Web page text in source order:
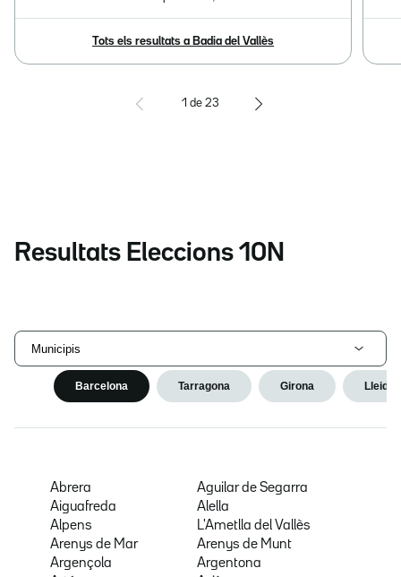
Tots els resultats a Badia del Vallès
1 de 23
Resultats Eleccions 10N
Municipis
Barcelona Tarragona Girona Lleida
Abrera
Aguilar de Segarra
Aiguafreda
Alella
Alpens
L'Ametlla del Vallès
Arenys de Mar
Arenys de Munt
Argençola
Argentona